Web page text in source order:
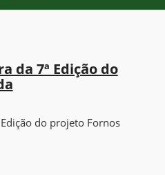
da 7ª Edição do
do projeto Fornos